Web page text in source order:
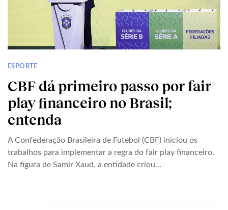
ESPORTE
CBF dá primeiro passo por fair
play financeiro no Brasil;
entenda
A Confederação Brasileira de Futebol (CBF) iniciou os
trabalhos para implementar a regra do fair play financeiro.
Na figura de Samir Xaud, a entidade criou...